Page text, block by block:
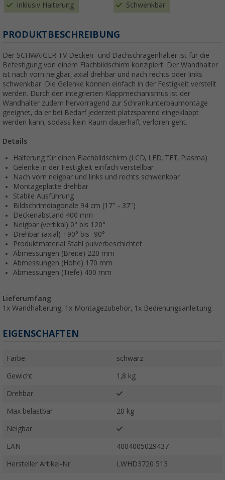
Inklusiv Halterung Schwenkbar
PRODUKTBESCHREIBUNG
Der SCHWAIGER TV Decken- und Dachschrägenhalter ist für die
Befestigung von einem Flachbildschirm konzipiert. Der Wandhalter
ist nach vorn neigbar, axial drehbar und nach rechts oder links
schwenkbar. Die Gelenke können einfach in der Festigkeit verstellt
werden. Durch den integrierten Klappmechanismus ist der
Wandhalter zudem hervorragend zur Schrankunterbaumontage
geeignet, da er bei Bedarf jederzeit platzsparend eingeklappt
werden kann, sodass kein Raum dauerhaft verloren geht.
Details
Halterung für einen Flachbildschirm (LCD, LED, TFT, Plasma)
Gelenke in der Festigkeit einfach verstellbar
Nach vorn neigbar und links und rechts schwenkbar
Montageplatte drehbar
Stabile Ausführung
Bildschrimdiagonale 94 cm (17" - 37")
Deckenabstand 400 mm
Neigbar (vertikal) 0° bis 120°
Drehbar (axial) +90° bis -90°
Produktmaterial Stahl pulverbeschichtet
Abmessungen (Breite) 220 mm
Abmessungen (Höhe) 170 mm
Abmessungen (Tiefe) 400 mm
Lieferumfang
1x Wandhalterung, 1x Montagezubehör, 1x Bedienungsanleitung
EIGENSCHAFTEN
Farbe schwarz
Gewicht 1,8 kg
Drehbar
Max belastbar 20 kg
Neigbar
EAN 4004005029437
Hersteller Artikel-Nr. LWHD3720 513